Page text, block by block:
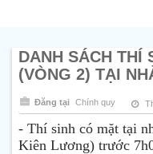
DANH SÁCH THÍ
(VÒNG 2) TẠI
Đăng tại Chính quy
- Thí sinh có mặt tại
Kiên Lương) trước